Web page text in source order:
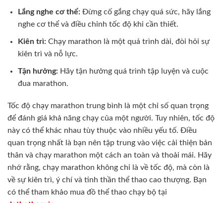
Lắng nghe cơ thể:Đừng cố gắng chạy quá sức, hãy lắng
nghe cơ thể và điều chỉnh tốc độ khi cần thiết.
Kiên trì:Chạy marathon là một quá trình dài, đòi hỏi sự
kiên trì và nỗ lực.
Tận hưởng:Hãy tận hưởng quá trình tập luyện và cuộc
đua marathon.
Tốc độ chạy marathon trung bình là một chỉ số quan trọng
để đánh giá khả năng chạy của một người. Tuy nhiên, tốc độ
này có thể khác nhau tùy thuộc vào nhiều yếu tố. Điều
quan trọng nhất là bạn nên tập trung vào việc cải thiện bản
thân và chạy marathon một cách an toàn và thoải mái. Hãy
nhớ rằng, chạy marathon không chỉ là về tốc độ, mà còn là
về sự kiên trì, ý chí và tinh thần thể thao cao thượng. Bạn
có thể tham khảo mua đồ thể thao chạy bộ tại